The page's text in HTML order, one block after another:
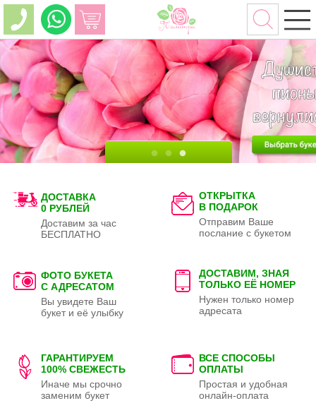
ДОСТАВКА
0 РУБЛЕЙ
Доставим за час
БЕСПЛАТНО
ОТКРЫТКА
В ПОДАРОК
Отправим Ваше
послание с букетом
ФОТО БУКЕТА
С АДРЕСАТОМ
Вы увидете Ваш
букет и её улыбку
ДОСТАВИМ, ЗНАЯ
ТОЛЬКО ЕЁ НОМЕР
Нужен только номер
адресата
ГАРАНТИРУЕМ
100% СВЕЖЕСТЬ
Иначе мы срочно
заменим букет
ВСЕ СПОСОБЫ
ОПЛАТЫ
Простая и удобная
онлайн-оплата